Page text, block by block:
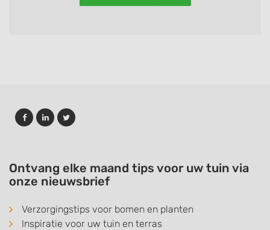
Ontvang elke maand tips voor uw tuin via
onze nieuwsbrief
Verzorgingstips voor bomen en planten
Inspiratie voor uw tuin en terras